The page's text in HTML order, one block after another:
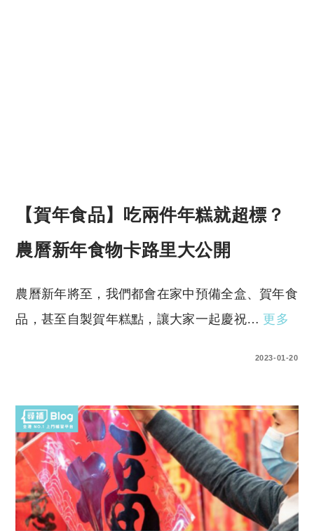
【賀年食品】吃兩件年糕就超標？
農曆新年食物卡路里大公開
農曆新年將至，我們都會在家中預備全盒、賀年食
品，甚至自製賀年糕點，讓大家一起慶祝… 更多
2023-01-20